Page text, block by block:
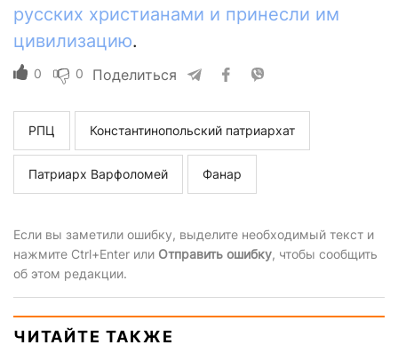
русских христианами и принесли им
цивилизацию.
0 0 Поделиться
РПЦ Константинопольский патриархат
Патриарх Варфоломей Фанар
Если вы заметили ошибку, выделите необходимый текст и
нажмите Ctrl+Enter или Отправить ошибку, чтобы сообщить
об этом редакции.
ЧИТАЙТЕ ТАКЖЕ